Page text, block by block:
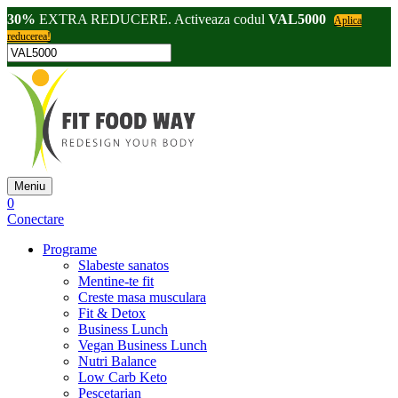
30% EXTRA REDUCERE. Activeaza codul VAL5000
Aplica
reducerea!
Meniu
0
Conectare
Programe
Slabeste sanatos
Mentine-te fit
Creste masa musculara
Fit & Detox
Business Lunch
Vegan Business Lunch
Nutri Balance
Low Carb Keto
Pescetarian